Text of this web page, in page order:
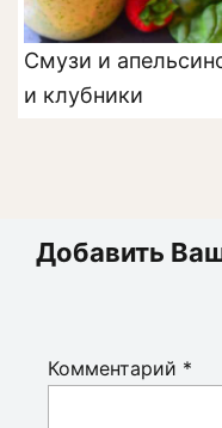
Смузи и
и клубники
Добавить
Комментарий *